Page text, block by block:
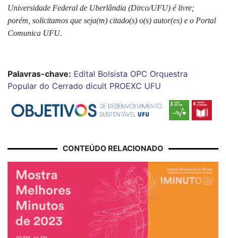
Universidade Federal de Uberlândia (Dirco/UFU) é livre;
porém, solicitamos que seja(m) citado(s) o(s) autor(es) e o Portal
Comunica UFU.
Palavras-chave: Edital Bolsista OPC Orquestra
Popular do Cerrado dicult PROEXC UFU
CONTEÚDO RELACIONADO